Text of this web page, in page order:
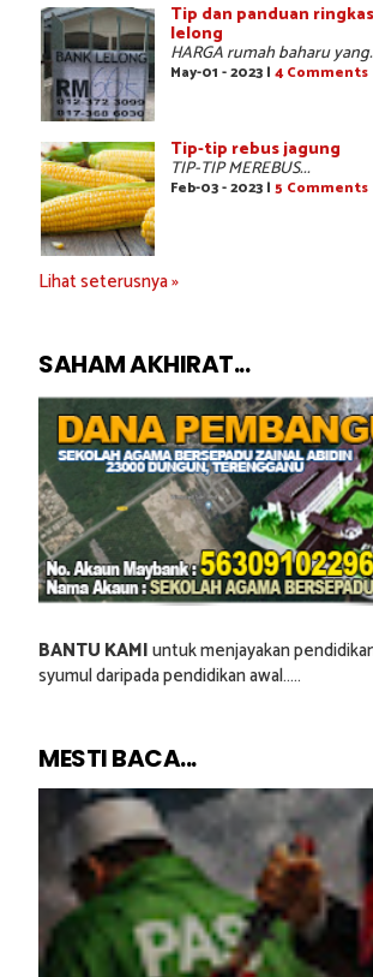
Tip dan panduan
lelong
HARGA rumah baharu
May-01 - 2023 | 4 Comments
Tip-tip rebus jagung
TIP-TIP MEREBUS...
Feb-03 - 2023 | 5 Comments
Lihat seterusnya »
SAHAM AKHIRAT...
BANTU KAMIuntuk menjayakan
syumul daripada pendidikan awal.....
MESTI BACA...